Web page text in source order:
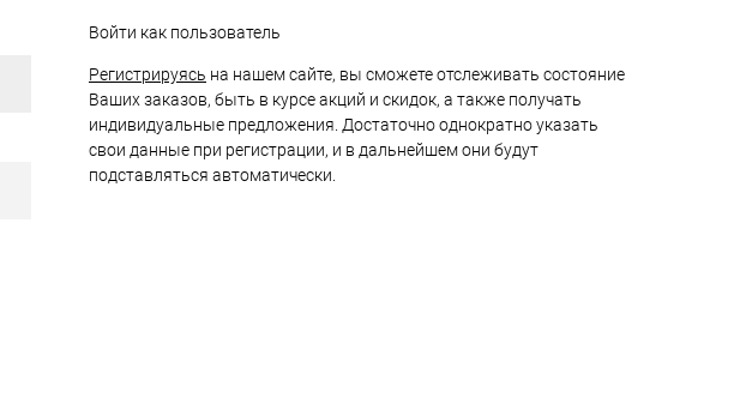
Войти как пользователь
Регистрируясь на нашем сайте, вы сможете отслеживать состояние
Ваших заказов, быть в курсе акций и скидок, а также получать
индивидуальные предложения. Достаточно однократно указать
свои данные при регистрации, и в дальнейшем они будут
подставляться автоматически.